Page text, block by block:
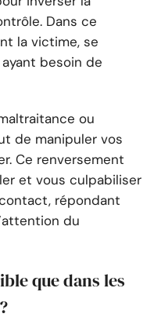
Dans ce
la victime, se
besoin de
ou
de manipuler vos
Ce renversement
et vous culpabiliser
répondant
du
que dans les